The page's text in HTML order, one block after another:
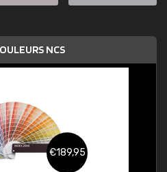
NCS
€189,95